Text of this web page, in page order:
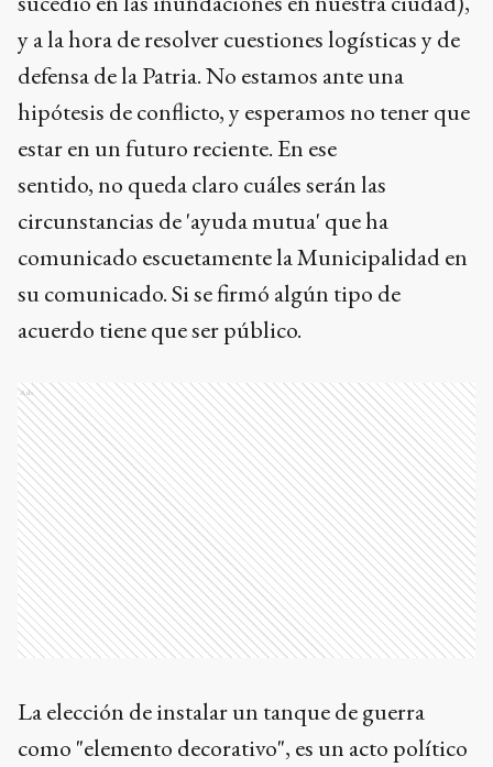
y a la hora de resolver cuestiones logísticas y de
defensa de la Patria. No estamos ante una
hipótesis de conflicto, y esperamos no tener que
estar en un futuro reciente. En ese
sentido, no queda claro cuáles serán las
circunstancias de 'ayuda mutua' que ha
comunicado escuetamente la Municipalidad en
su comunicado. Si se firmó algún tipo de
acuerdo tiene que ser público.
Ads
La elección de instalar un tanque de guerra
como "elemento decorativo", es un acto político